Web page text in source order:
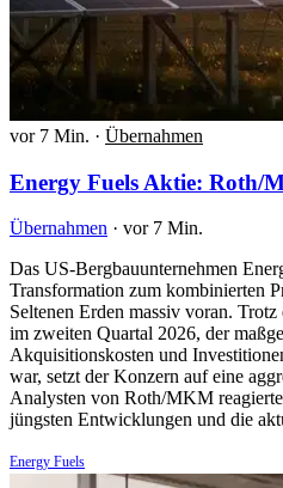
vor 7 Min. · Übernahmen
Energy Fuels Aktie: Roth/
Übernahmen · vor 7 Min.
Das US-Bergbauunternehmen
Transformation zum kombinierten
Seltenen Erden massiv voran.
im zweiten Quartal 2026, der
Akquisitionskosten und
war, setzt der Konzern auf eine
Analysten von Roth/MKM
jüngsten Entwicklungen und die
Energy Fuels